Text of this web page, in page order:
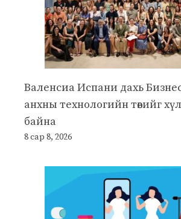
Валенсиа Испани дахь
анхны технологийн төвийг
байна
8 сар 8, 2026